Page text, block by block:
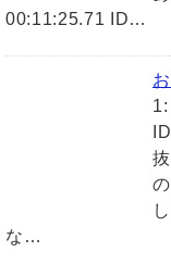
00:11:25.71 ID…
な…